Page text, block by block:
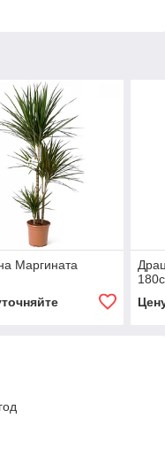
Маргината